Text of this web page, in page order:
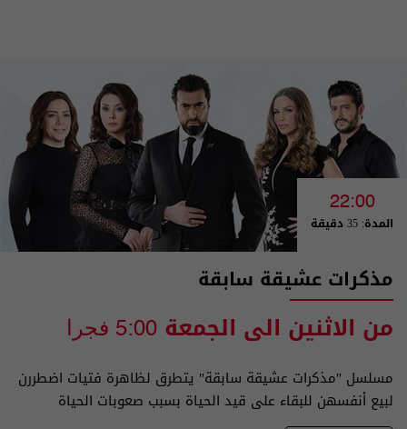
22:00
المدة: 35 دقيقة
مذكرات عشيقة سابقة
من الاثنين الى الجمعة 5:00 فجرا
مسلسل "مذكرات عشيقة سابقة" يتطرق لظاهرة فتيات اضطررن
لبيع أنفسهن للبقاء على قيد الحياة بسبب صعوبات الحياة